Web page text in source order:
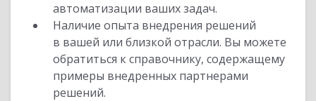
автоматизации ваших задач.
Наличие опыта внедрения решений
в вашей или близкой отрасли. Вы можете
обратиться к справочнику, содержащему
примеры внедренных партнерами
решений.